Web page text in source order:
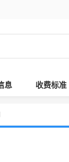
息 收费标准